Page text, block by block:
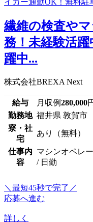
繊維の検査や
務！未経験活
躍中...
株式会社BREXA Next
給与 月収例280,000
勤務地 福井県 敦賀市
寮・社
宅
あり（無料）
仕事内
容
マシンオペレ
/ 日勤
＼最短45秒で完了／
応募へ進む
詳しく